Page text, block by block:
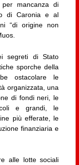
mancanza di
di Caronia e al
“di origine non
segreti di Stato
sporche della
ostacolare le
organizzata, una
di fondi neri, le
e grandi, le
più efferate, le
finanziaria e
alle lotte sociali